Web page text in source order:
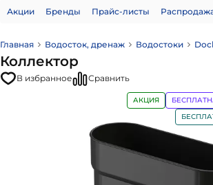
Акции Бренды Прайс-листы
Главная Водосток, дренаж Водостоки
Коллектор
В избранное Сравнить
АКЦИЯ